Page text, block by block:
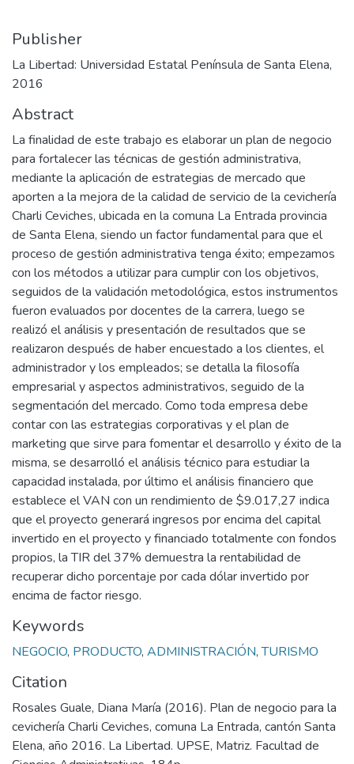
Publisher
La Libertad: Universidad Estatal Península de Santa Elena,
2016
Abstract
La finalidad de este trabajo es elaborar un plan de negocio
para fortalecer las técnicas de gestión administrativa,
mediante la aplicación de estrategias de mercado que
aporten a la mejora de la calidad de servicio de la cevichería
Charli Ceviches, ubicada en la comuna La Entrada provincia
de Santa Elena, siendo un factor fundamental para que el
proceso de gestión administrativa tenga éxito; empezamos
con los métodos a utilizar para cumplir con los objetivos,
seguidos de la validación metodológica, estos instrumentos
fueron evaluados por docentes de la carrera, luego se
realizó el análisis y presentación de resultados que se
realizaron después de haber encuestado a los clientes, el
administrador y los empleados; se detalla la filosofía
empresarial y aspectos administrativos, seguido de la
segmentación del mercado. Como toda empresa debe
contar con las estrategias corporativas y el plan de
marketing que sirve para fomentar el desarrollo y éxito de la
misma, se desarrolló el análisis técnico para estudiar la
capacidad instalada, por último el análisis financiero que
establece el VAN con un rendimiento de $9.017,27 indica
que el proyecto generará ingresos por encima del capital
invertido en el proyecto y financiado totalmente con fondos
propios, la TIR del 37% demuestra la rentabilidad de
recuperar dicho porcentaje por cada dólar invertido por
encima de factor riesgo.
Keywords
NEGOCIO, PRODUCTO, ADMINISTRACIÓN,TURISMO
Citation
Rosales Guale, Diana María (2016). Plan de negocio para la
cevichería Charli Ceviches, comuna La Entrada, cantón Santa
Elena, año 2016. La Libertad. UPSE, Matriz. Facultad de